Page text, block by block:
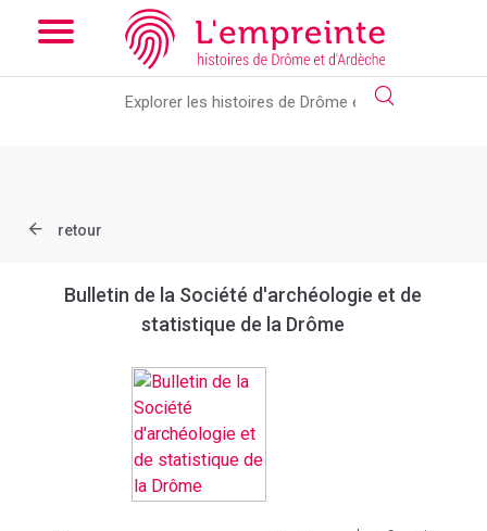
Array ( [slug] => document [ref] => bpt6k63227846 )
new slick-theme.css if you want the default styling
retour
Bulletin de la Société d'archéologie et de
statistique de la Drôme